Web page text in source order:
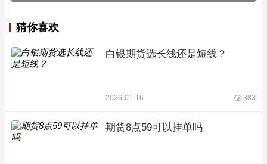
猜你喜欢
白银期货选长线还是短线？
2026-01-16 383
期货8点59可以挂单吗